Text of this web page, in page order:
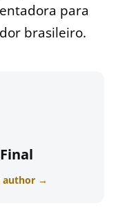
para
brasileiro.
author →